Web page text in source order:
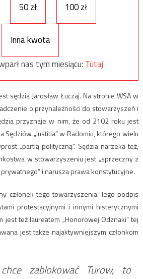
50 zł 100 zł
Inna kwota
nas tym miesiącu: Tutaj
sędzia Jarosław Łuczaj. Na stronie WSA w
o przynależności do stowarzyszeń i
przyznaje w nim, że od 2102 roku jest
Sędziów „Iustitia” w Radomiu, którego wielu
„partią polityczną”. Sędzia narzeka też,
w stowarzyszeniu jest „sprzeczny z
i narusza prawa konstytucyjne.
członek tego towarzyszenia. Jego podpis
protestacyjnymi i innymi histerycznymi
jest też laureatem „Honorowej Odznaki” tej
jest także najaktywniejszym członkom
zablokować Turow, to